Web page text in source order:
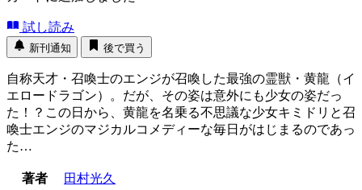
試し読み
新刊通知 後で買う
自称天才・召喚士のエンジが召喚した最強の霊獣・黄龍（イ
エロードラゴン）。だが、その姿は意外にも少女の姿だっ
た！？この日から、黄龍を名乗る不思議な少女キミドリと召
喚士エンジのマジカルコメディーな毎日がはじまるのであっ
た…
著者
田村光久